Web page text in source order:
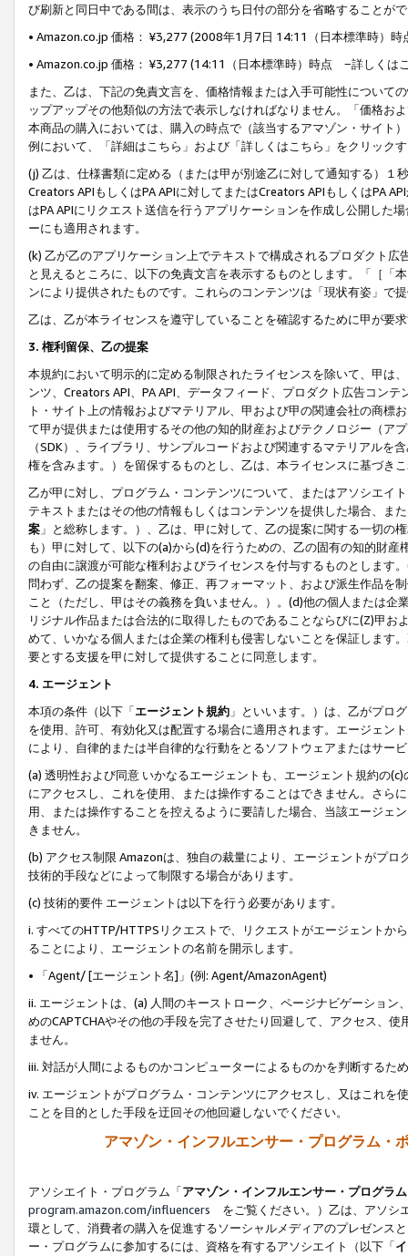
び刷新と同日中である間は、表示のうち日付の部分を省略することが
• Amazon.co.jp 価格： ¥3,277 (2008年1月7日 14:11（日本標準時）
• Amazon.co.jp 価格： ¥3,277 (14:11（日本標準時）時点 −詳しくは
また、乙は、下記の免責文言を、価格情報または入手可能性について
ップアップその他類似の方法で表示しなければなりません。「価格
本商品の購入においては、購入の時点で（該当するアマゾン・サイト
例において、「詳細はこちら」および「詳しくはこちら」をクリック
(j) 乙は、仕様書類に定める（または甲が別途乙に対して通知する）
Creators APIもしくはPA APIに対してまたはCreators APIもしくはPA
はPA APIにリクエスト送信を行うアプリケーションを作成し公開した
ーにも適用されます。
(k) 乙が乙のアプリケーション上でテキストで構成されるプロダクト
と見えるところに、以下の免責文言を表示するものとします。「［「
ンにより提供されたものです。これらのコンテンツは「現状有姿」で
乙は、乙が本ライセンスを遵守していることを確認するために甲が要
3. 権利留保、乙の提案
本規約において明示的に定める制限されたライセンスを除いて、甲は
ンツ、Creators API、PA API、データフィード、プロダクト広告コン
ト・サイト上の情報およびマテリアル、甲および甲の関連会社の商
て甲が提供または使用するその他の知的財産およびテクノロジー（ア
（SDK）、ライブラリ、サンプルコードおよび関連するマテリアル
権を含みます。）を留保するものとし、乙は、本ライセンスに基づき
乙が甲に対し、プログラム・コンテンツについて、またはアソシエイ
テキストまたはその他の情報もしくはコンテンツを提供した場合、ま
案 」と総称します。）、乙は、甲に対して、乙の提案に関する一切
も）甲に対して、以下の(a)から(d)を行うための、乙の固有の知的財
の自由に譲渡が可能な権利およびライセンスを付与するものとします
問わず、乙の提案を翻案、修正、再フォーマット、および派生作品を
こと（ただし、甲はその義務を負いません。）。(d)他の個人または
リジナル作品または合法的に取得したものであることならびに(Z)甲
めて、いかなる個人または企業の権利も侵害しないことを保証します
要とする支援を甲に対して提供することに同意します。
4. エージェント
本項の条件（以下「エージェント規約 」といいます。）は、乙がプロ
を使用、許可、有効化又は配置する場合に適用されます。エージェン
により、自律的または半自律的な行動をとるソフトウェアまたはサー
(a) 透明性および同意 いかなるエージェントも、エージェント規約の
にアクセスし、これを使用、または操作することはできません。さら
用、または操作することを控えるように要請した場合、当該エージェ
きません。
(b) アクセス制限 Amazonは、独自の裁量により、エージェントがプ
技術的手段などによって制限する場合があります。
(c) 技術的要件 エージェントは以下を行う必要があります。
i. すべてのHTTP/HTTPSリクエストで、リクエストがエージェントか
ることにより、エージェントの名前を開示します。
• 「Agent/ [エージェント名]」(例: Agent/AmazonAgent)
ii. エージェントは、(a) 人間のキーストローク、ページナビゲーショ
めのCAPTCHAやその他の手段を完了させたり回避して、アクセス、
ません。
iii. 対話が人間によるものかコンピューターによるものかを判断するた
iv. エージェントがプログラム・コンテンツにアクセスし、又はこれ
ことを目的とした手段を迂回その他回避しないでください。
アマゾン・インフルエンサー・プログラム・
アソシエイト・プログラム「アマゾン・インフルエンサー・プログラム
program.amazon.com/influencers をご覧ください。）乙は、アソシ
環として、消費者の購入を促進するソーシャルメディアのプレゼンス
ー・プログラムに参加するには、資格を有するアソシエイト（以下「